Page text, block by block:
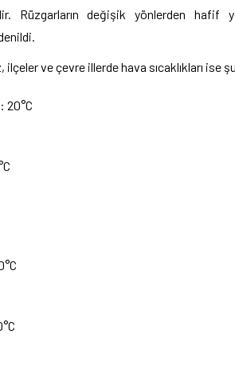
Rüzgarların değişik yönlerden
ilçeler ve çevre illerde hava sıcaklıkları ise
20°C